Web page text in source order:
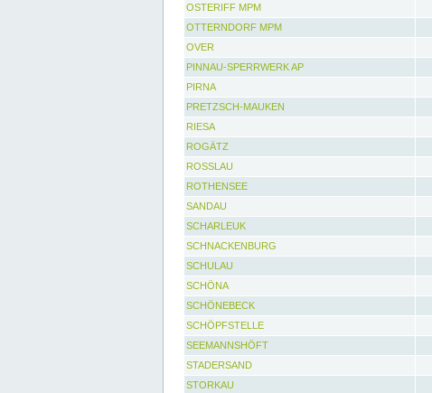
OSTERIFF MPM
OTTERNDORF MPM
OVER
PINNAU-SPERRWERK AP
PIRNA
PRETZSCH-MAUKEN
RIESA
ROGÄTZ
ROSSLAU
ROTHENSEE
SANDAU
SCHARLEUK
SCHNACKENBURG
SCHULAU
SCHÖNA
SCHÖNEBECK
SCHÖPFSTELLE
SEEMANNSHÖFT
STADERSAND
STORKAU